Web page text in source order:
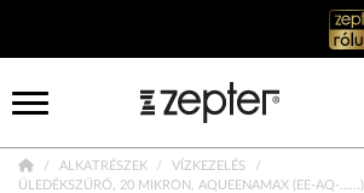
ALKATRÉSZEK
VÍZKEZELÉS
ÜLEDÉKSZŰRŐ, 20 MIKRON, AQUEENAMAX (EE-AQ-…...)